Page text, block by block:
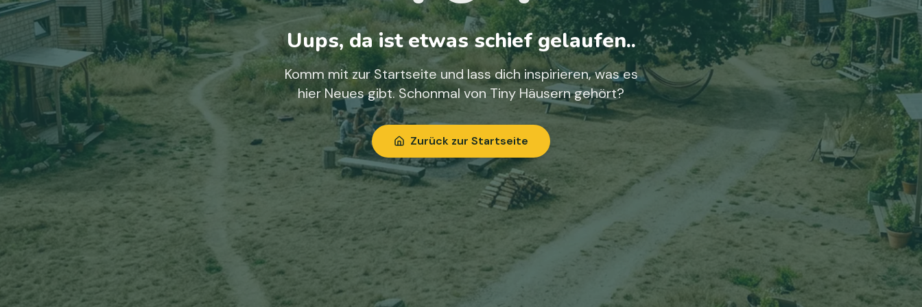
Uups, da ist etwas schief gelaufen..
Komm mit zur Startseite und lass dich inspirieren, was es
hier Neues gibt. Schonmal von Tiny Häusern gehört?
Zurück zur Startseite